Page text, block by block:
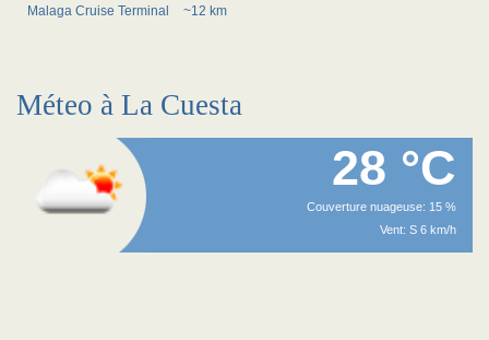
Malaga Cruise Terminal ~12 km
Méteo à La Cuesta
28 °C
Couverture nuageuse: 15 %
Vent: S 6 km/h